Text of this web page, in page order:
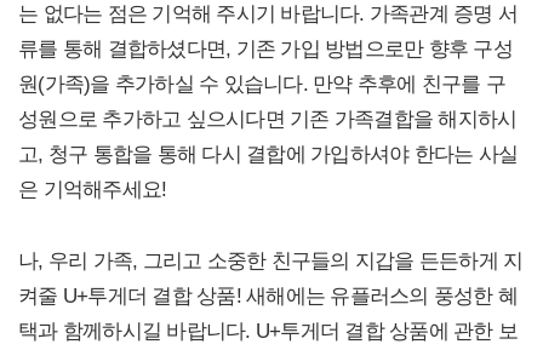
는 없다는 점은 기억해 주시기 바랍니다. 가족관계 증명 서
류를 통해 결합하셨다면, 기존 가입 방법으로만 향후 구성
원(가족)을 추가하실 수 있습니다. 만약 추후에 친구를 구
성원으로 추가하고 싶으시다면 기존 가족결합을 해지하시
고, 청구 통합을 통해 다시 결합에 가입하셔야 한다는 사실
은 기억해주세요!
나, 우리 가족, 그리고 소중한 친구들의 지갑을 든든하게 지
켜줄 U+투게더 결합 상품! 새해에는 유플러스의 풍성한 혜
택과 함께하시길 바랍니다. U+투게더 결합 상품에 관한 보